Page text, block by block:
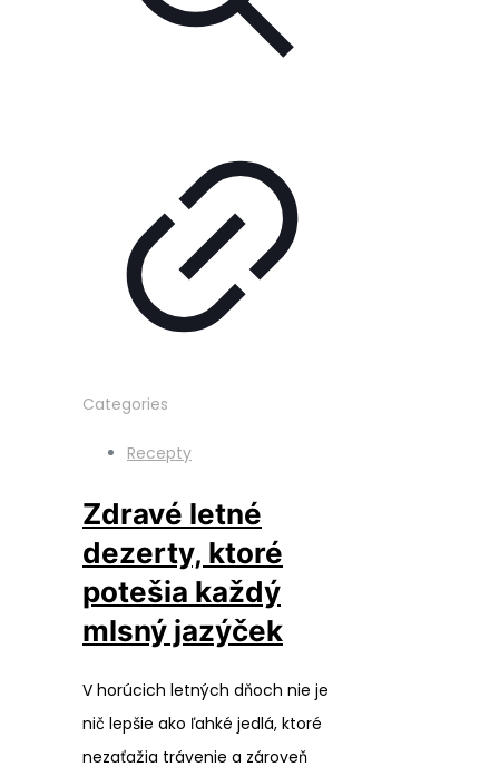
Categories
Recepty
Zdravé letné
dezerty, ktoré
potešia každý
mlsný jazýček
V horúcich letných dňoch nie je
nič lepšie ako ľahké jedlá, ktoré
nezaťažia trávenie a zároveň